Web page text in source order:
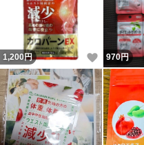
1,200円 いいね！
970円